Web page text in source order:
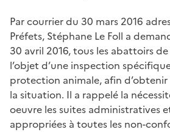
Par courrier du 30 mars 2016
Préfets, Stéphane Le Foll a
30 avril 2016, tous les abattoirs
l’objet d’une inspection
protection animale, afin
la situation. Il a rappelé la
oeuvre les suites administratives
appropriées à toutes les non-